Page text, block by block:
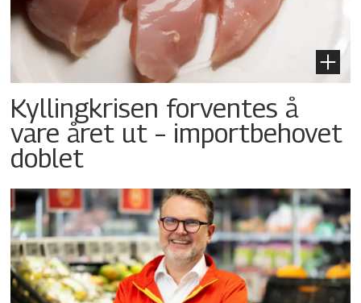
Kyllingkrisen forventes å
vare året ut – importbehovet
doblet